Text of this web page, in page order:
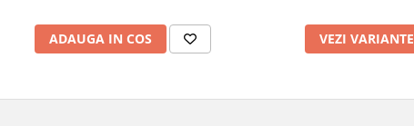
ADAUGA IN COS VEZI VARIANTE